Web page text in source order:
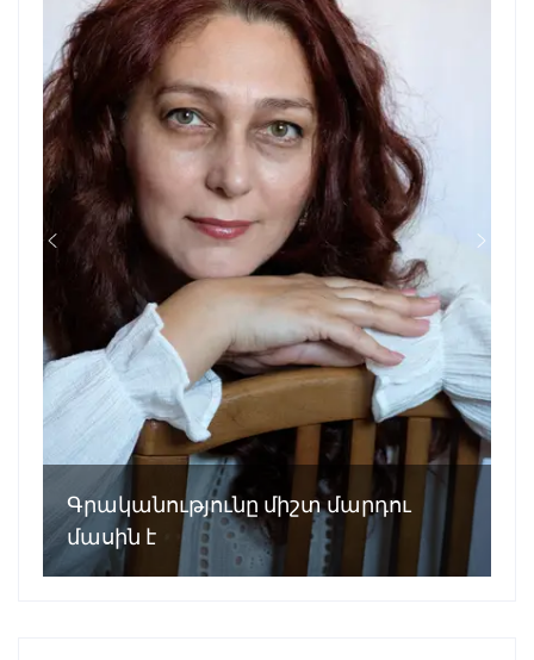
Գրականությունը միշտ մարդու
մասին է